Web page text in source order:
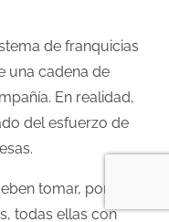
de franquicias
una cadena de
En realidad,
del esfuerzo de
tomar, por lo
todas ellas con